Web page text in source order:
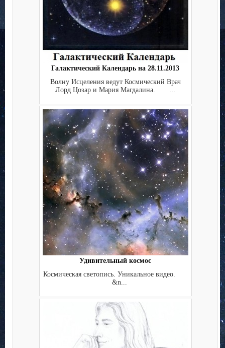
Галактический Календарь на 28.11.2013
Волну Исцеления ведут Космический Врач
Лорд Цозар и Мария Магдалина. ...
Удивительный космос
Космическая светопись. Уникальное видео.
&n...